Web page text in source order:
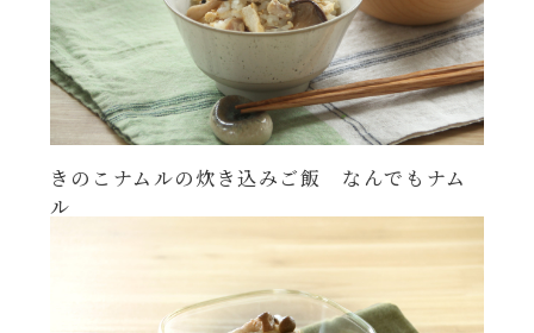
きのこナムルの炊き込みご飯 なんでもナム
ル